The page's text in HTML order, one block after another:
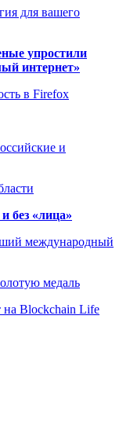
для вашего
упростили
интернет»
в Firefox
и
без «лица»
международный
медаль
Blockchain Life